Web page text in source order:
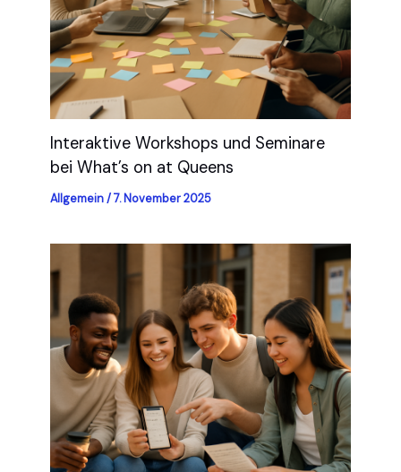
Interaktive Workshops und Seminare
bei What’s on at Queens
Allgemein/7. November 2025